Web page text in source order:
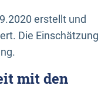
erstellt und
Die Einschätzung
mit den